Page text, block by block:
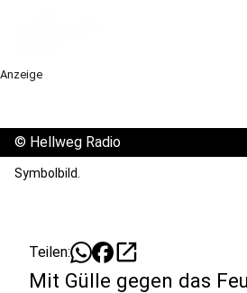
Anzeige
© Hellweg Radio
Symbolbild.
Teilen: open_in_new
Mit Gülle gegen das